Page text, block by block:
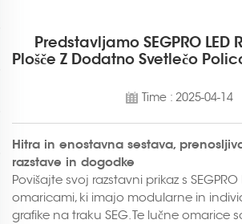
Predstavljamo SEGPRO LED
Plošče Z Dodatno Svetlečo
Time : 2025-04-14
Hitra in enostavna sestava,
razstave in dogodke
Povišajte svoj razstavni prikaz s SEGPRO
omaricami, ki imajo modularne in
grafike na traku SEG. Te lučne omarice